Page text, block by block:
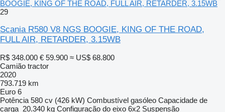
BOOGIE, KING OF THE ROAD, FULL AIR, RETARDER, 3.15WB
29
Scania R580 V8 NGS BOOGIE, KING OF THE ROAD,
FULL AIR, RETARDER, 3.15WB
R$ 348.000 € 59.900 ≈ US$ 68.800
Camião tractor
2020
793.719 km
Euro 6
Potência 580 cv (426 kW) Combustível gasóleo Capacidade de
carga 20.340 kg Configuração do eixo 6x2 Suspensão